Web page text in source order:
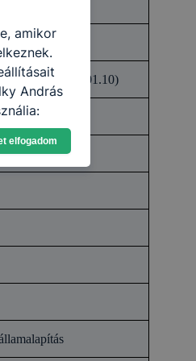
munkanap 01.10)
amikor
András
-annak
ha
hogyan
a cookie-k
és
honlap a
elfogadom